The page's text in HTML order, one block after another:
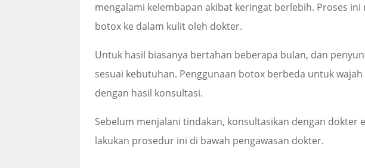
mengalami kelembapan akibat keringat berlebih. Proses
botox ke dalam kulit oleh dokter.
Untuk hasil biasanya bertahan beberapa bulan, dan
sesuai kebutuhan. Penggunaan botox berbeda untuk
dengan hasil konsultasi.
Sebelum menjalani tindakan, konsultasikan dengan dokter
lakukan prosedur ini di bawah pengawasan dokter.